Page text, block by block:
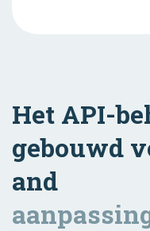
Het API-
gebouwd
and